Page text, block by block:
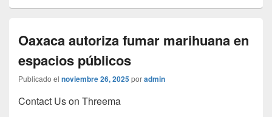
Oaxaca autoriza fumar marihuana en
espacios públicos
Publicado el noviembre 26, 2025poradmin
Contact Us on Threema